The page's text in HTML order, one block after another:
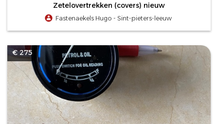
Zetelovertrekken (covers) nieuw
Fastenaekels Hugo - Sint-pieters-leeuw
€ 275